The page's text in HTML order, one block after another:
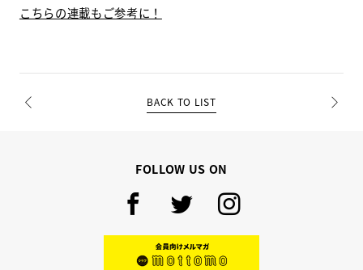
こちらの連載もご参考に！
BACK TO LIST
FOLLOW US ON
Facebook
TwitterInstagram